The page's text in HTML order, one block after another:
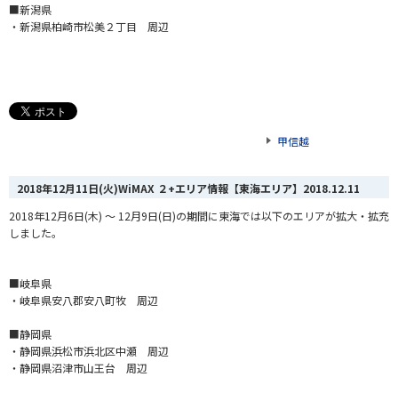
■新潟県
・新潟県柏崎市松美２丁目 周辺
甲信越
2018年12月11日(火)WiMAX ２+エリア情報【東海エリア】 2018.12.11
2018年12月6日(木) ～ 12月9日(日)の期間に東海では以下のエリアが拡大・拡充
しました。
■岐阜県
・岐阜県安八郡安八町牧 周辺
■静岡県
・静岡県浜松市浜北区中瀬 周辺
・静岡県沼津市山王台 周辺